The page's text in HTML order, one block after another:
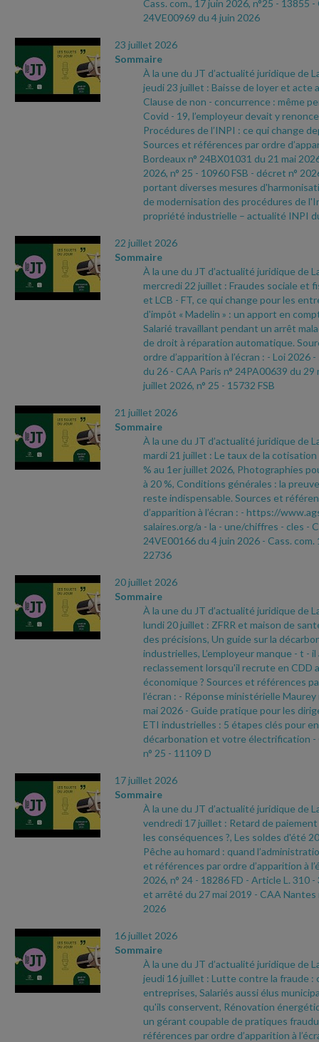
Cass. com., 17 juin 2026, n°25 - 13855 -
24VE00969 du 4 juin 2026
23 juillet 2026
Sommaire
À la une du JT d’actualité juridique de
jeudi 23 juillet : Baisse de loyer et acte
Clause de non - concurrence : même
Covid - 19, l’employeur devait y
Procédures de l’INPI : ce qui change
Sources et références par ordre
Bordeaux n° 24BX01031 du 21 mai
2026, n° 25 - 10960 FSB - décret n°
portant diverses mesures
de modernisation des procédures de
propriété industrielle – actualité INPI
22 juillet 2026
Sommaire
À la une du JT d’actualité juridique de
mercredi 22 juillet : Fraudes sociale et
et LCB - FT, ce qui change pour les
d'impôt « Madelin » : un apport en
Salarié travaillant pendant un arrêt
de droit à réparation automatique.
ordre d’apparition à l’écran : - Loi 2026 -
du 26 - CAA Paris n° 24PA00639 du 29
juillet 2026, n° 25 - 15732 FSB
21 juillet 2026
Sommaire
À la une du JT d’actualité juridique de
mardi 21 juillet : Le taux de la cotisation
% au 1er juillet 2026, Photographies
à 20 %, Conditions générales : la
reste indispensable. Sources et
d’apparition à l’écran : - https://
salaires.org/a - la - une/chiffres - cles -
24VE00166 du 4 juin 2026 - Cass. com.
22736
20 juillet 2026
Sommaire
À la une du JT d’actualité juridique de
lundi 20 juillet : ZFRR et maison de
des précisions, Un guide sur la
industrielles, L’employeur manque - t -
reclassement lorsqu'il recrute en CDD
économique ? Sources et références
l’écran : - Réponse ministérielle Maurey
mai 2026 - Guide pratique pour les
ETI industrielles : 5 étapes clés pour
décarbonation et votre électrification -
n° 25 - 11109 D
17 juillet 2026
Sommaire
À la une du JT d’actualité juridique de
vendredi 17 juillet : Retard de
les conséquences ?, Les soldes d'été
Pêche au homard : quand
et références par ordre d’apparition à
2026, n° 24 - 18286 FD - Article L. 310 -
et arrêté du 27 mai 2019 - CAA Nantes
2026
16 juillet 2026
Sommaire
À la une du JT d’actualité juridique de
jeudi 16 juillet : Lutte contre la fraude :
entreprises, Salariés aussi élus
qu'ils conservent, Rénovation
un gérant coupable de pratiques
références par ordre d’apparition à